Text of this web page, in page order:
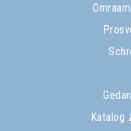
Katalog